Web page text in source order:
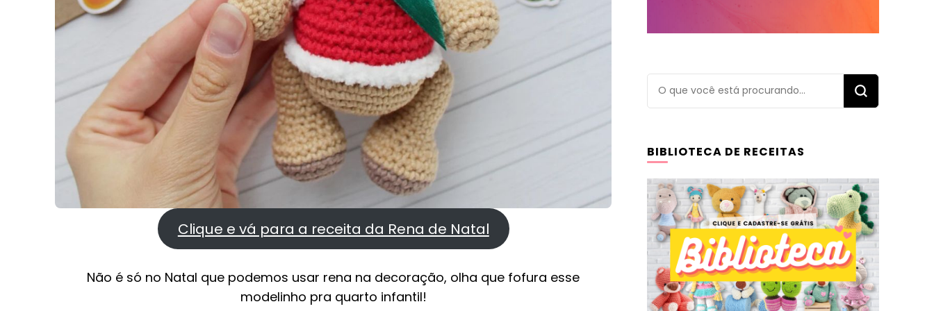
Clique e vá para a receita da Rena de Natal
Não é só no Natal que podemos usar rena na decoração, olha que fofura esse
modelinho pra quarto infantil!
Procurando
algo?
BIBLIOTECA DE RECEITAS